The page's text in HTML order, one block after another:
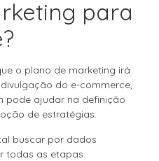
para
o plano de marketing irá
do e-commerce,
pode ajudar na definição
de estratégias.
buscar por dados
todas as etapas.